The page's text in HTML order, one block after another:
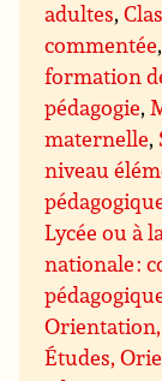
adultes,
commentée,
formation
pédagogie,
maternelle,
niveau
Lycée ou à
nationale :
Études,